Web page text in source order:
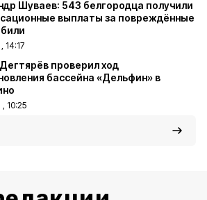
Шуваев: 543 белгородца получили
выплаты за повреждённые
14:17
проверил ход
бассейна «Дельфин» в
, 10:25